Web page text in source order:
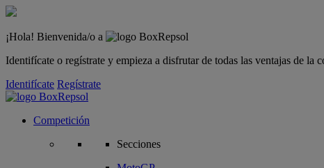
¡Hola! Bienvenida/o a
Identifícate o regístrate y empieza a disfrutar de todas las ventajas de la
Identifícate Regístrate
Competición
Secciones